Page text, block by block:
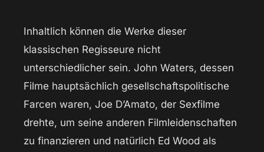
Inhaltlich können die Werke dieser
klassischen Regisseure nicht
unterschiedlicher sein. John Waters, dessen
Filme hauptsächlich gesellschaftspolitische
Farcen waren, Joe D’Amato, der Sexfilme
drehte, um seine anderen Filmleidenschaften
zu finanzieren und natürlich Ed Wood als